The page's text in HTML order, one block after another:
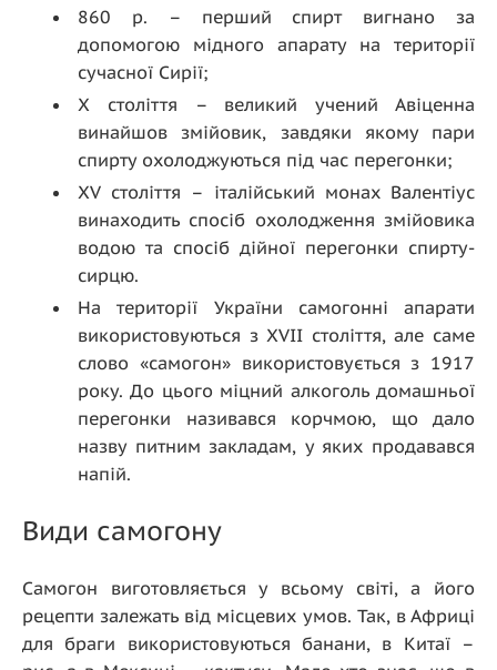
860 р. – перший спирт вигнано за
допомогою мідного апарату на території
сучасної Сирії;
Х століття – великий учений Авіценна
винайшов змійовик, завдяки якому пари
спирту охолоджуються під час перегонки;
ХV століття – італійський монах Валентіус
винаходить спосіб охолодження змійовика
водою та спосіб дійної перегонки спирту-
сирцю.
На території України самогонні апарати
використовуються з ХVІІ століття, але саме
слово «самогон» використовується з 1917
року. До цього міцний алкоголь домашньої
перегонки називався корчмою, що дало
назву питним закладам, у яких продавався
напій.
Види самогону
Самогон виготовляється у всьому світі, а його
рецепти залежать від місцевих умов. Так, в Африці
для браги використовуються банани, в Китаї –